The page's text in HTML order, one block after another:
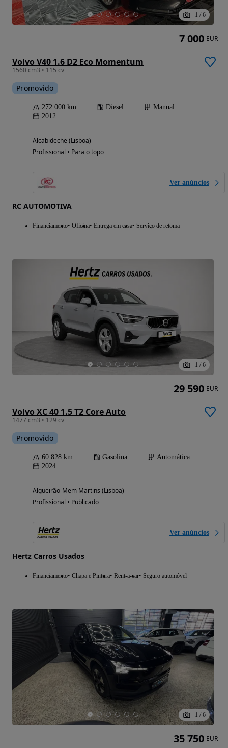
1 / 6
Volvo V40 1.6 D2 Eco Momentum
1560 cm3 • 115 cv
Promovido
272 000 km Diesel
Manual
2012
Alcabideche (Lisboa)
Profissional • Para o topo
Ver anúncios
RC AUTOMOTIVA
Financiamento Oficina Entrega em casa Serviço de retoma
7 000 EUR
1 / 6
Volvo XC 40 1.5 T2 Core Auto
1477 cm3 • 129 cv
Promovido
60 828 km Gasolina
Automática
2024
Algueirão-Mem Martins (Lisboa)
Profissional • Publicado
Ver anúncios
Hertz Carros Usados
Financiamento Chapa e Pintura Rent-a-car Seguro automóvel
29 590 EUR
1 / 6
35 750 EUR